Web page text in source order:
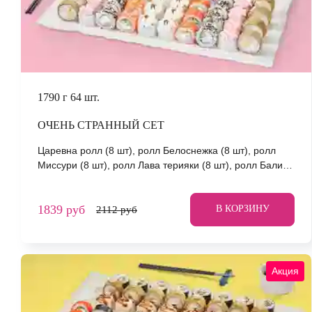
1790 г 64 шт.
ОЧЕНЬ СТРАННЫЙ СЕТ
Царевна ролл (8 шт), ролл Белоснежка (8 шт), ролл
Миссури (8 шт), ролл Лава терияки (8 шт), ролл Бали (8
Сицилия (8 шт). *Не забудьте заказать имбирь, васаби
и соевый соус. Они не входят в стоимость заказа.
*Внешний вид блюда может отличаться от фото на
1839 руб 2112 руб В КОРЗИНУ
Акция